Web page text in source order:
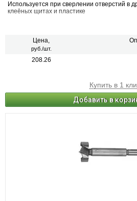
Используется при сверлении отверстий в
клеёных щитах и пластике
Цена,
руб./шт.
208.26
Купить в 1
Добавить в